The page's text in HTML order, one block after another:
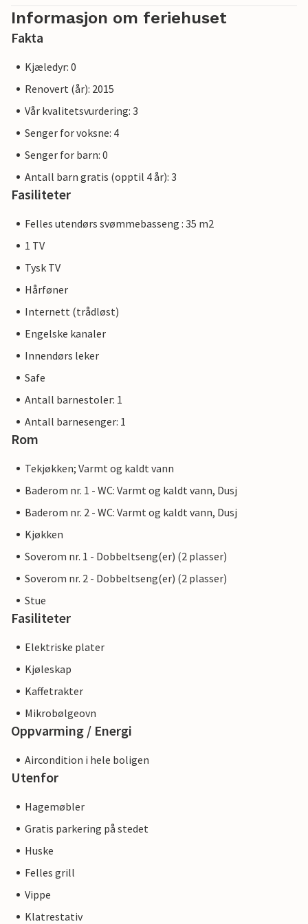
Informasjon om feriehuset
Fakta
Kjæledyr: 0
Renovert (år): 2015
Vår kvalitetsvurdering: 3
Senger for voksne: 4
Senger for barn: 0
Antall barn gratis (opptil 4 år): 3
Fasiliteter
Felles utendørs svømmebasseng : 35 m2
1 TV
Tysk TV
Hårføner
Internett (trådløst)
Engelske kanaler
Innendørs leker
Safe
Antall barnestoler: 1
Antall barnesenger: 1
Rom
Tekjøkken; Varmt og kaldt vann
Baderom nr. 1 - WC: Varmt og kaldt vann, Dusj
Baderom nr. 2 - WC: Varmt og kaldt vann, Dusj
Kjøkken
Soverom nr. 1 - Dobbeltseng(er) (2 plasser)
Soverom nr. 2 - Dobbeltseng(er) (2 plasser)
Stue
Fasiliteter
Elektriske plater
Kjøleskap
Kaffetrakter
Mikrobølgeovn
Oppvarming / Energi
Aircondition i hele boligen
Utenfor
Hagemøbler
Gratis parkering på stedet
Huske
Felles grill
Vippe
Klatrestativ